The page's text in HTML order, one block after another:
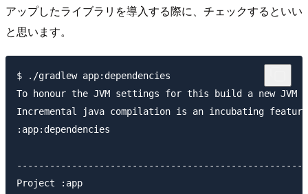
アップしたライブラリを導入する際に、チェックするといい
と思います。
$ ./gradlew app:dependencies
To honour the JVM settings for this build a new JVM
Incremental java compilation is an incubating
:app:dependencies
Project :app